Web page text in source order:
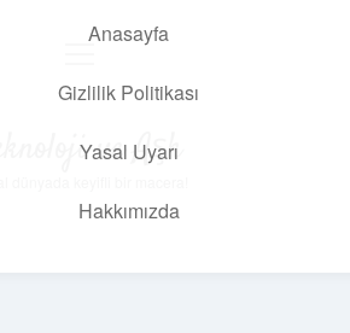
Anasayfa
Gizlilik Politikası
Yasal Uyarı
Hakkımızda
Teknoloji ve Aşk